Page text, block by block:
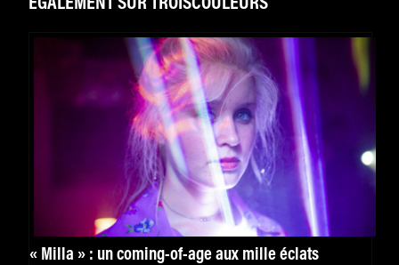
ÉGALEMENT SUR TROISCOULEURS
« Milla » : un coming-of-age aux mille éclats